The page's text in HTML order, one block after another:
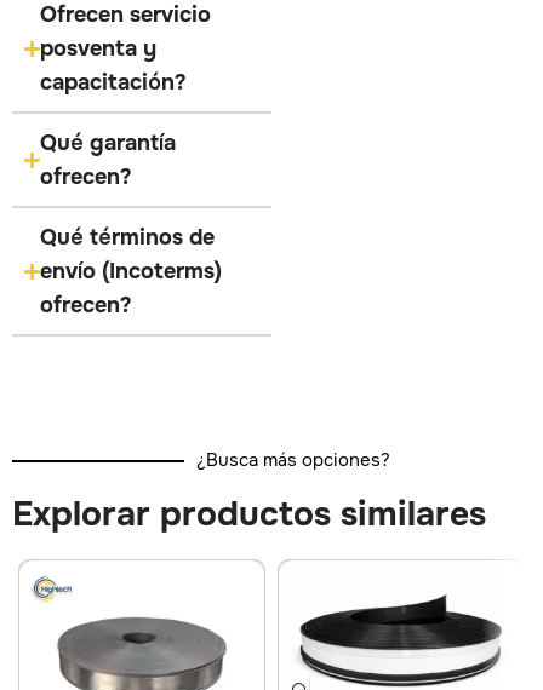
Ofrecen servicio
posventa y
capacitación?
Qué garantía
ofrecen?
Qué términos de
envío (Incoterms)
ofrecen?
¿Busca más opciones?
Explorar productos similares